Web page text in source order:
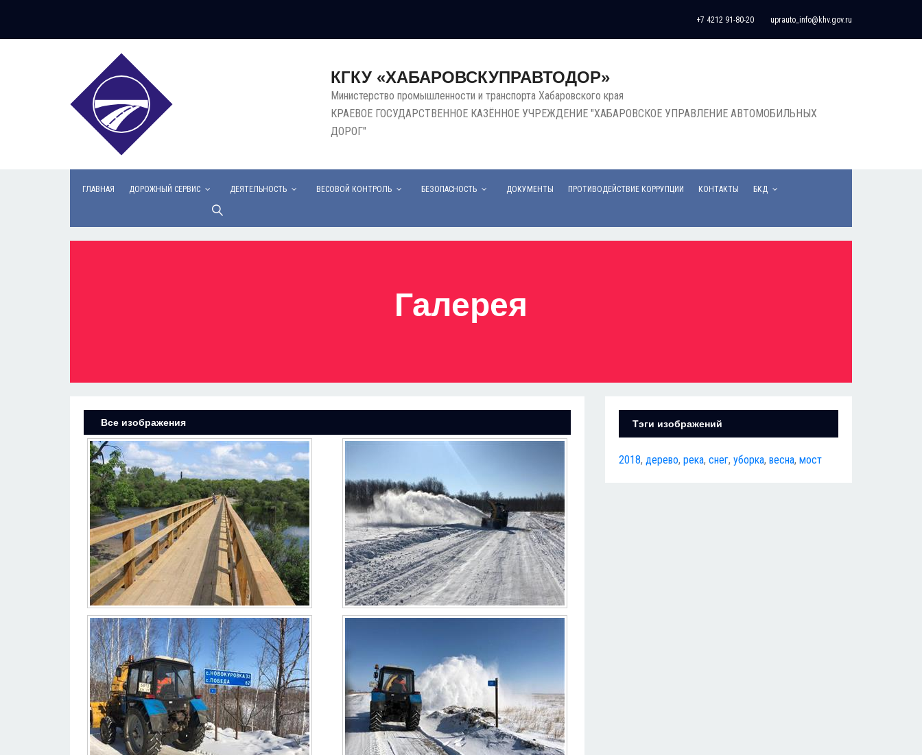
+7 4212 91-80-20 uprauto_info@khv.gov.ru
КГКУ «ХАБАРОВСКУПРАВТОДОР»
Министерство промышленности и транспорта Хабаровского края
КРАЕВОЕ ГОСУДАРСТВЕННОЕ КАЗЁННОЕ УЧРЕЖДЕНИЕ "ХАБАРОВСКОЕ УПРАВЛЕНИЕ АВТОМОБИЛЬНЫХ
ДОРОГ"
ГЛАВНАЯ ДОРОЖНЫЙ СЕРВИС ДЕЯТЕЛЬНОСТЬ ВЕСОВОЙ КОНТРОЛЬ БЕЗОПАСНОСТЬ ДОКУМЕНТЫ ПРОТИВОДЕЙСТВИЕ КОРРУПЦИИ КОНТАКТЫ БКД
Галерея
Все изображения Тэги изображений
2018, дерево, река, снег, уборка, весна, мост